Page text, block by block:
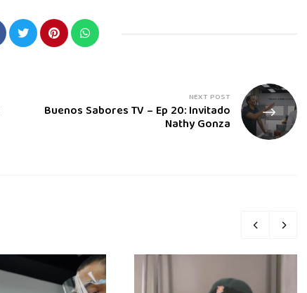
NEXT POST
Buenos Sabores TV – Ep 20: Invitado
Nathy Gonza